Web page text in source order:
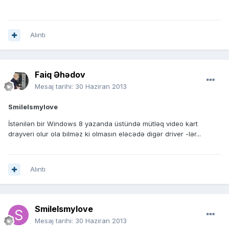
Alıntı
Faiq Əhədov
Mesaj tarihi: 30 Haziran 2013
SmileIsmylove
İstənilən bir Windows 8 yazanda üstündə mütləq video kart
drayveri olur ola bilməz ki olmasın eləcədə digər driver -lər...
Alıntı
SmileIsmylove
Mesaj tarihi: 30 Haziran 2013